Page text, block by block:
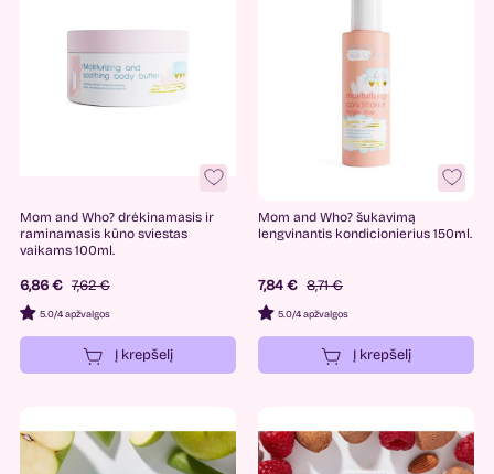
Mom and Who? drėkinamasis ir
raminamasis kūno sviestas
vaikams 100ml.
6,86 € 7,62 €
5.0/4 apžvalgos
Į krepšelį
Mom and Who? šukavimą
lengvinantis kondicionierius 150ml.
7,84 € 8,71 €
5.0/4 apžvalgos
Į krepšelį